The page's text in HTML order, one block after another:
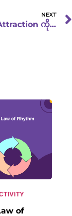
NEXT
Law of Attraction ကို အသုံးပြုဖို့ နည်းလမ်းများ
of